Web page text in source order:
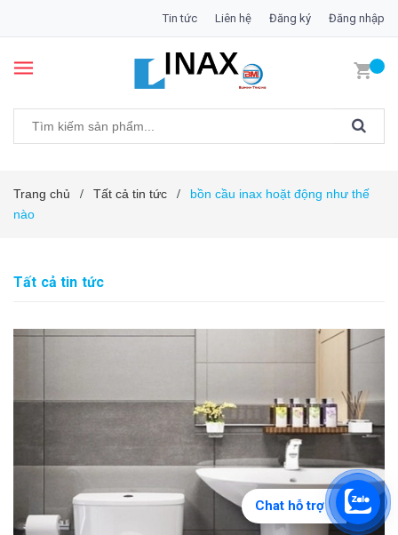
Tin tức Liên hệ Đăng ký Đăng nhập
Trang chủ / Tất cả tin tức /
bồn cầu inax hoặt động như thế
nào
Tất cả tin tức
Chat hỗ trợ